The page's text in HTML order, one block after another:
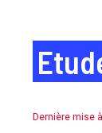
Dernière mise